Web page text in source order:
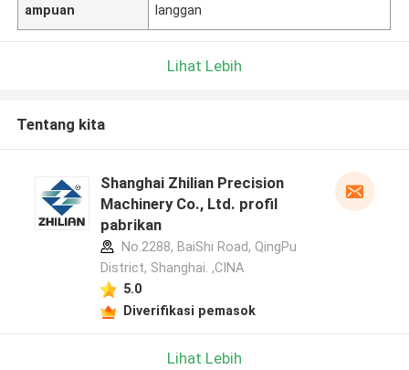
ampuan
langgan
Lihat Lebih
Tentang kita
Shanghai Zhilian Precision
Machinery Co., Ltd. profil
pabrikan
No.2288, BaiShi Road, QingPu
District, Shanghai. ,CINA
5.0
Diverifikasi pemasok
Lihat Lebih